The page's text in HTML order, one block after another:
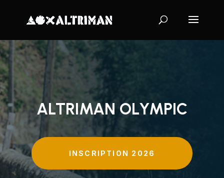
ALTRIMAN OLYMPIC
INSCRIPTION 2026